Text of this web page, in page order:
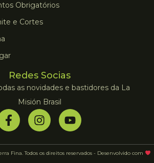
Obrigatórios
e Cortes
Redes Socias
as novidades e bastidores da La
Misión Brasil
Fina. Todos os direitos reservados - Desenvolvido com